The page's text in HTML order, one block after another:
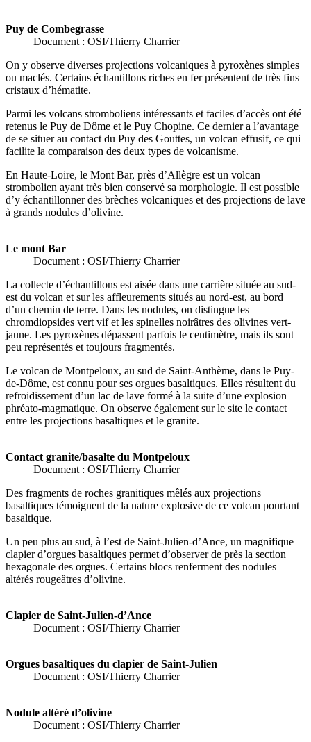
Puy de Combegrasse
Document : OSI/Thierry Charrier
On y observe diverses projections volcaniques à pyroxènes simples
ou maclés. Certains échantillons riches en fer présentent de très fins
cristaux d’hématite.
Parmi les volcans stromboliens intéressants et faciles d’accès ont été
retenus le Puy de Dôme et le Puy Chopine. Ce dernier a l’avantage
de se situer au contact du Puy des Gouttes, un volcan effusif, ce qui
facilite la comparaison des deux types de volcanisme.
En Haute-Loire, le Mont Bar, près d’Allègre est un volcan
strombolien ayant très bien conservé sa morphologie. Il est possible
d’y échantillonner des brèches volcaniques et des projections de lave
à grands nodules d’olivine.
Le mont Bar
Document : OSI/Thierry Charrier
La collecte d’échantillons est aisée dans une carrière située au sud-
est du volcan et sur les affleurements situés au nord-est, au bord
d’un chemin de terre. Dans les nodules, on distingue les
chromdiopsides vert vif et les spinelles noirâtres des olivines vert-
jaune. Les pyroxènes dépassent parfois le centimètre, mais ils sont
peu représentés et toujours fragmentés.
Le volcan de Montpeloux, au sud de Saint-Anthème, dans le Puy-
de-Dôme, est connu pour ses orgues basaltiques. Elles résultent du
refroidissement d’un lac de lave formé à la suite d’une explosion
phréato-magmatique. On observe également sur le site le contact
entre les projections basaltiques et le granite.
Contact granite/basalte du Montpeloux
Document : OSI/Thierry Charrier
Des fragments de roches granitiques mêlés aux projections
basaltiques témoignent de la nature explosive de ce volcan pourtant
basaltique.
Un peu plus au sud, à l’est de Saint-Julien-d’Ance, un magnifique
clapier d’orgues basaltiques permet d’observer de près la section
hexagonale des orgues. Certains blocs renferment des nodules
altérés rougeâtres d’olivine.
Clapier de Saint-Julien-d’Ance
Document : OSI/Thierry Charrier
Orgues basaltiques du clapier de Saint-Julien
Document : OSI/Thierry Charrier
Nodule altéré d’olivine
Document : OSI/Thierry Charrier